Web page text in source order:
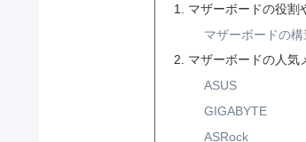
マザーボードの役割
マザーボードの構
マザーボードの人気
ASUS
GIGABYTE
ASRock